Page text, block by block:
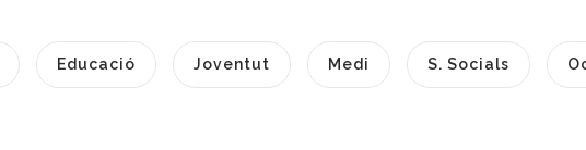
Educació Joventut Medi S. Socials